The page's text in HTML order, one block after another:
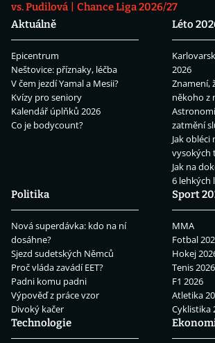
vs. Pudilová
Chance Liga 2026/27
Aktuálně
Epicentrum
Neštovice: příznaky, léčba
V čem jezdí Yamal a Mesii?
Kvízy pro seniory
Kalendář úplňků 2026
Co je bodycount?
Léto
2026
Znamení,
někoho z
zatmění
Jak
vysokých
Jak na
6 lehkých
Politika
Nová superdávka: kdo na ní
dosáhne?
Sjezd sudetských Němců
Proč vláda zavádí EET?
Padni komu padni
Výpověď z práce vzor
Divoký kačer
Sport
MMA
Fotbal
Hokej
Tenis 2026
F1 2026
Atletika
Cyklistika
Technologie